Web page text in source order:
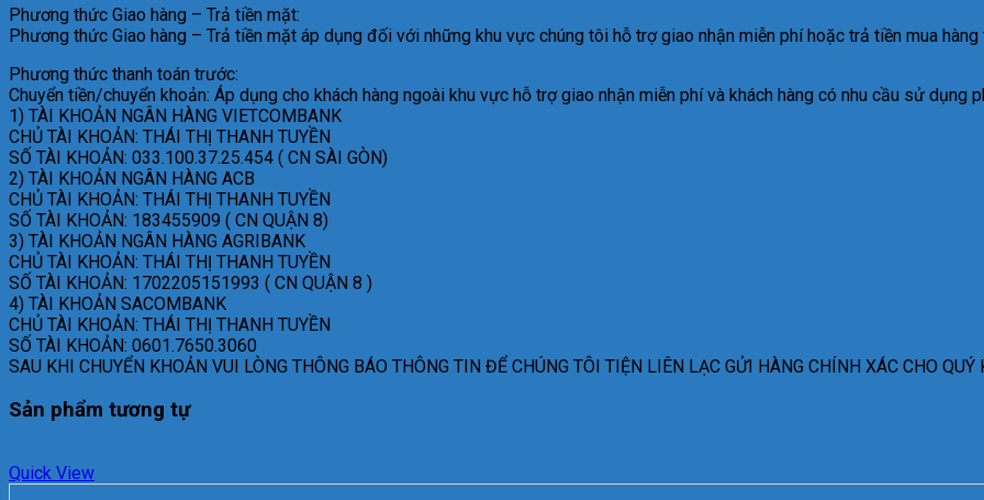
Phương thức Giao hàng – Trả tiền mặt:
Phương thức Giao hàng – Trả tiền mặt áp dụng đối với những khu vực chúng tôi hỗ trợ giao nhận miễn phí hoặc trả tiền mua
Phương thức thanh toán trước:
Chuyển tiền/chuyển khoản: Áp dụng cho khách hàng ngoài khu vực hỗ trợ giao nhận miễn phí và khách hàng có nhu cầu sử dụng
1) TÀI KHOẢN NGÂN HÀNG VIETCOMBANK
CHỦ TÀI KHOẢN: THÁI THỊ THANH TUYỀN
SỐ TÀI KHOẢN: 033.100.37.25.454 ( CN SÀI GÒN)
2) TÀI KHOẢN NGÂN HÀNG ACB
CHỦ TÀI KHOẢN: THÁI THỊ THANH TUYỀN
SỐ TÀI KHOẢN: 183455909 ( CN QUẬN 8)
3) TÀI KHOẢN NGÂN HÀNG AGRIBANK
CHỦ TÀI KHOẢN: THÁI THỊ THANH TUYỀN
SỐ TÀI KHOẢN: 1702205151993 ( CN QUẬN 8 )
4) TÀI KHOẢN SACOMBANK
CHỦ TÀI KHOẢN: THÁI THỊ THANH TUYỀN
SỐ TÀI KHOẢN: 0601.7650.3060
SAU KHI CHUYỂN KHOẢN VUI LÒNG THÔNG BÁO THÔNG TIN ĐỂ CHÚNG TÔI TIỆN LIÊN LẠC GỬI HÀNG CHÍNH XÁC CHO QUÝ
Sản phẩm tương tự
Quick View